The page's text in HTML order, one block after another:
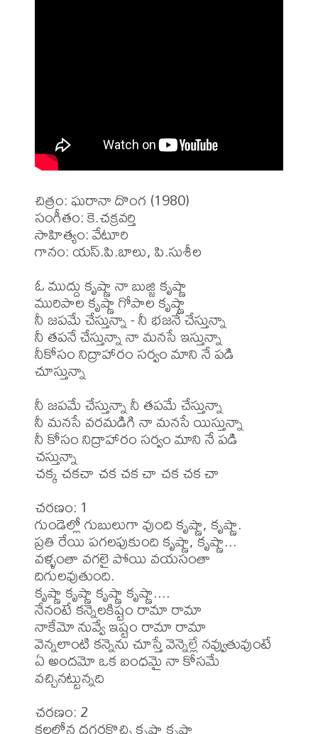
చిత్రం: ఘరానా దొంగ (1980)
సంగీతం: కె.చక్రవర్తి
సాహిత్యం: వేటూరి
గానం: యస్.పి.బాలు, పి.సుశీల
ఓ ముద్దు కృష్ణా నా బుజ్జి కృష్ణా
మురిపాల కృష్ణా గోపాల కృష్ణా
నీ జపమే చేస్తున్నా - నీ భజనే చేస్తున్నా
నీ తపనే చేస్తున్నా నా మనసే ఇస్తున్నా
నీకోసం నిద్రాహారం సర్వం మాని నే పడి
చూస్తున్నా
నీ జపమే చేస్తున్నా నీ తపమే చేస్తున్నా
నీ మనసే వరమడిగి నా మనసే యిస్తున్నా
నీ కోసం నిద్రాహారం సర్వం మాని నే పడి
చస్తున్నా
చక్క చకచా చక చక చా చక చక చా
చరణం: 1
గుండెల్లో గుబులుగా వుంది కృష్ణా, కృష్ణా.
ప్రతి రేయి పగలపుకుంది కృష్ణా, కృష్ణా...
వళ్ళంతా వగలై పోయి వయసంతా
దిగులవుతుంది.
కృష్ణా కృష్ణా కృష్ణా కృష్ణా....
నేనంటే కన్నెలకిష్టం రామా రామా
నాకేమో నువ్వే ఇష్టం రామా రామా
వెన్నలాంటి కన్నెను చూస్తే వెన్నెల్లే నవ్వుతువుంటే
ఏ అందమో ఒక బంధమై నా కోసమే
వచ్చినట్టున్నది
చరణం: 2